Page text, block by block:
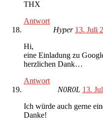
THX
Antwort
Hyper 13. Juli
Hi,
eine Einladung zu
herzlichen Dank…
Antwort
N0R0L 13.
Ich würde auch gerne
Danke!